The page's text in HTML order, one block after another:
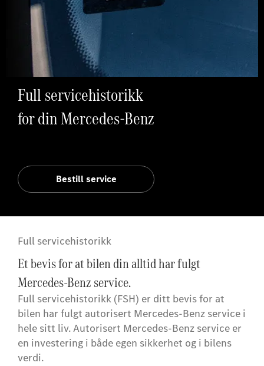
Full servicehistorikk
for din Mercedes-Benz
Bestill service
Full servicehistorikk
Et bevis for at bilen din alltid har fulgt
Mercedes-Benz service.
Full servicehistorikk (FSH) er ditt bevis for at
bilen har fulgt autorisert Mercedes-Benz service i
hele sitt liv. Autorisert Mercedes-Benz service er
en investering i både egen sikkerhet og i bilens
verdi.